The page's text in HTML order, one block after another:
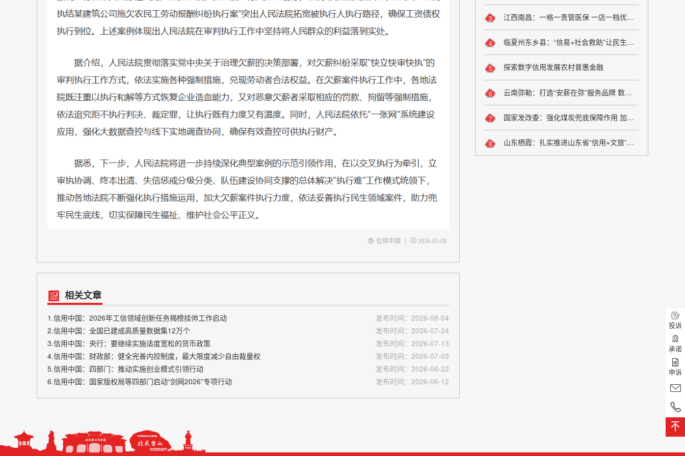
信用中国 | 2026-05-08
相关文章
1.信用中国：2026年工信领域创新任务揭榜挂帅工作启动
发布时间：2026-08-04
2.信用中国：全国已建成高质量数据集12万个
发布时间：2026-07-24
3.信用中国：央行：要继续实施适度宽松的货币政策
发布时间：2026-07-13
4.信用中国：财政部：健全完善内控制度，最大限度减少自由裁量权
发布时间：2026-07-03
5.信用中国：四部门：推动实施创业模式引领行动
发布时间：2026-06-22
6.信用中国：国家版权局等四部门启动“剑网2026”专项行动
发布时间：2026-06-12
江西南昌：一格一责管医保 一店一档优服务
3
临夏州东乡县：“信易+社会救助”让民生兜底更精准更公平
4
探索数字信用发展农村普惠金融
5
云南弥勒：打造“安薪在弥”服务品牌 数字化监管夯实诚信用工根基
6
国家发改委：强化煤炭兜底保障作用 加大油气增储上产力度
7
山东栖霞：扎实推进山东省“信用+文旅”场景应用落地
8
投诉
承诺
申诉